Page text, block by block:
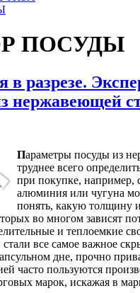
ПОСУДЫ
в разрезе.
нержавеющей
Параметры посуды из
труднее всего
при покупке, например,
алюминия или чугуна
понять, какую толщину
во многом зависят
и теплоемкие
все самое важное
дне, прочно
часто пользуются
марок, искажая в